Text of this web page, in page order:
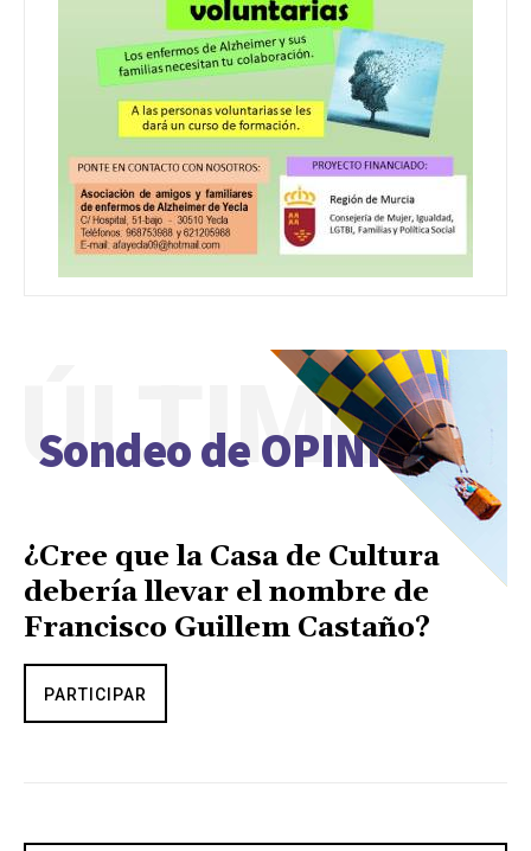
Sondeo de OPINIÓN
ÚLTIMO
¿Cree que la Casa de Cultura
debería llevar el nombre de
Francisco Guillem Castaño?
PARTICIPAR